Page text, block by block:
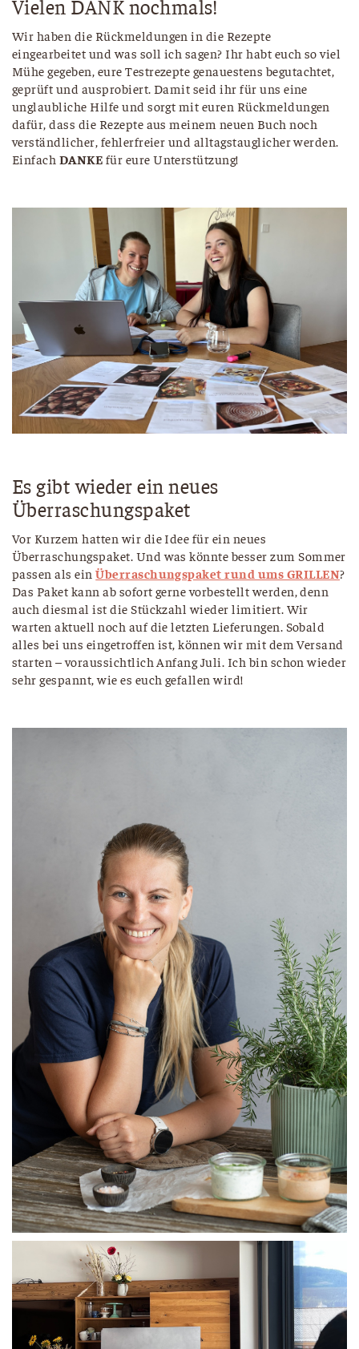
Vielen DANK nochmals!
Wir haben die Rückmeldungen in die Rezepte
eingearbeitet und was soll ich sagen? Ihr habt euch so viel
Mühe gegeben, eure Testrezepte genauestens begutachtet,
geprüft und ausprobiert. Damit seid ihr für uns eine
unglaubliche Hilfe und sorgt mit euren Rückmeldungen
dafür, dass die Rezepte aus meinem neuen Buch noch
verständlicher, fehlerfreier und alltagstauglicher werden.
Einfach DANKE für eure Unterstützung!
Es gibt wieder ein neues
Überraschungspaket
Vor Kurzem hatten wir die Idee für ein neues
Überraschungspaket. Und was könnte besser zum Sommer
passen als einÜberraschungspaket rund ums GRILLEN?
Das Paket kann ab sofort gerne vorbestellt werden, denn
auch diesmal ist die Stückzahl wieder limitiert. Wir
warten aktuell noch auf die letzten Lieferungen. Sobald
alles bei uns eingetroffen ist, können wir mit dem Versand
starten – voraussichtlich Anfang Juli. Ich bin schon wieder
sehr gespannt, wie es euch gefallen wird!